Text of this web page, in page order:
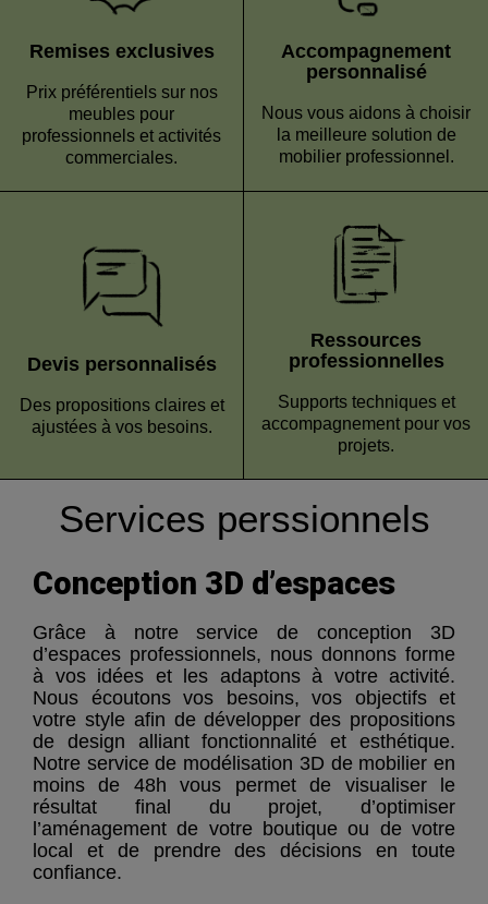
Remises exclusives
Prix préférentiels sur nos
meubles pour
professionnels et activités
commerciales.
Accompagnement
personnalisé
Nous vous aidons à choisir
la meilleure solution de
mobilier professionnel.
Devis personnalisés
Des propositions claires et
ajustées à vos besoins.
Ressources
professionnelles
Supports techniques et
accompagnement pour vos
projets.
Services perssionnels
Conception 3D d’espaces
Grâce à notre service de conception 3D
d’espaces professionnels, nous donnons forme
à vos idées et les adaptons à votre activité.
Nous écoutons vos besoins, vos objectifs et
votre style afin de développer des propositions
de design alliant fonctionnalité et esthétique.
Notre service de modélisation 3D de mobilier en
moins de 48h vous permet de visualiser le
résultat final du projet, d’optimiser
l’aménagement de votre boutique ou de votre
local et de prendre des décisions en toute
confiance.